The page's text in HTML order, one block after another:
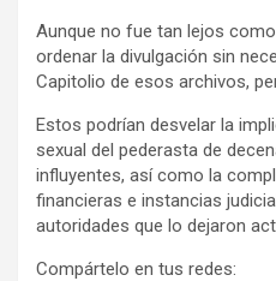
Aunque no fue tan lejos
ordenar la divulgación sin
Capitolio de esos archivos,
Estos podrían desvelar la
sexual del pederasta de
influyentes, así como la
financieras e instancias
autoridades que lo dejaron
Compártelo en tus redes: